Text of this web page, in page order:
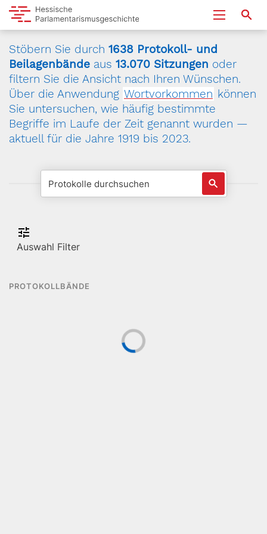
Stöbern Sie durch 1638 Protokoll- und
Beilagenbände aus 13.070 Sitzungen oder
filtern Sie die Ansicht nach Ihren Wünschen.
Über die Anwendung Wortvorkommen können
Sie untersuchen, wie häufig bestimmte
Begriffe im Laufe der Zeit genannt wurden —
aktuell für die Jahre 1919 bis 2023.
Auswahl Filter
PROTOKOLLBÄNDE